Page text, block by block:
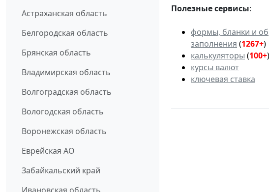
Астраханская область
Белгородская область
Брянская область
Владимирская область
Волгоградская область
Вологодская область
Воронежская область
Еврейская АО
Забайкальский край
Полезные сервисы:
формы, бланки и
заполнения (1267+)
калькуляторы (100+)
курсы валют
ключевая ставка